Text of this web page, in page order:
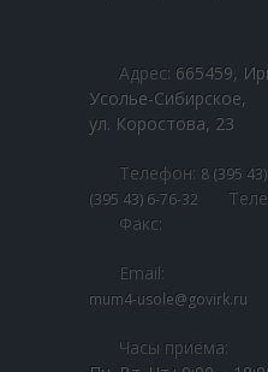
-- Фото и видео
-- Я в семье
Школа приёмных
-- Школа Приёмных
"Гармония" г.
-- Школа Приёмных
Черемхово
-- Школа Приёмных
Адрес: 665459,
Усолье-Сибирское,
ул. Коростова, 23
Телефон: 8 (395
(395 43) 6-76-32
Факс:
Email:
mum4-usole@govirk.ru
Часы приёма: